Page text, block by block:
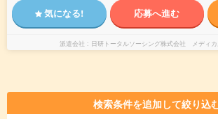
気になる! 応募へ進む
派遣会社 日研トータルソーシング株式会社 メディ
検索条件を追加して絞り込